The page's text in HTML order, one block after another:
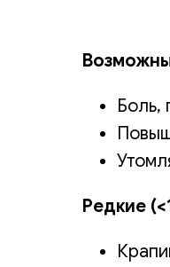
Боль,
Редкие